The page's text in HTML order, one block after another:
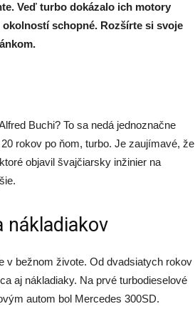
Veď turbo dokázalo ich motory
schopné. Rozšírte si svoje
Buchi? To sa nedá jednoznačne
rokov po ňom, turbo. Je zaujímavé, že
objavil švajčiarsky inžinier na
nákladiakov
v bežnom živote. Od dvadsiatych rokov
aj nákladiaky. Na prvé turbodieselové
autom bol Mercedes 300SD.